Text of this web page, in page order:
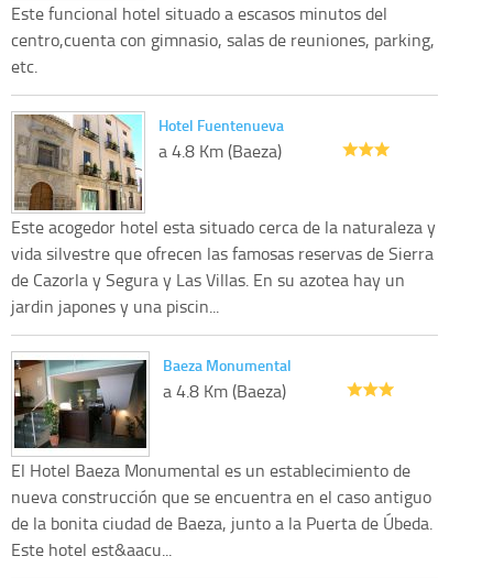
Este funcional hotel situado a escasos minutos del
centro,cuenta con gimnasio, salas de reuniones, parking,
etc.
Hotel Fuentenueva
a 4.8 Km (Baeza)
Este acogedor hotel esta situado cerca de la naturaleza y
vida silvestre que ofrecen las famosas reservas de Sierra
de Cazorla y Segura y Las Villas. En su azotea hay un
jardin japones y una piscin...
Baeza Monumental
a 4.8 Km (Baeza)
El Hotel Baeza Monumental es un establecimiento de
nueva construcción que se encuentra en el caso antiguo
de la bonita ciudad de Baeza, junto a la Puerta de Úbeda.
Este hotel est&aacu...